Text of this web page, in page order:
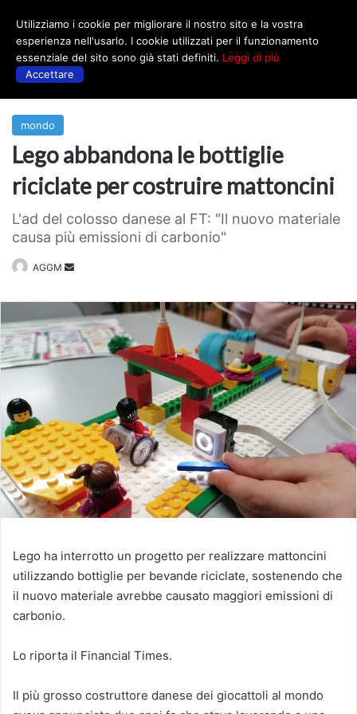
mondo
Lego abbandona le bottiglie
riciclate per costruire mattoncini
L'ad del colosso danese al FT: "Il nuovo materiale
causa più emissioni di carbonio"
AGGM
Invia
Lego ha interrotto un progetto per realizzare mattoncini
utilizzando bottiglie per bevande riciclate, sostenendo che
il nuovo materiale avrebbe causato maggiori emissioni di
carbonio.
Lo riporta il Financial Times.
Il più grosso costruttore danese dei giocattoli al mondo
Utilizziamo i cookie per migliorare il nostro sito e la vostra
esperienza nell'usarlo. I cookie utilizzati per il funzionamento
essenziale del sito sono già stati definiti. Leggi di più
Accettare